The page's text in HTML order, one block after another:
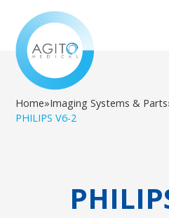
Home»Imaging Systems & Parts
PHILIPS V6-2